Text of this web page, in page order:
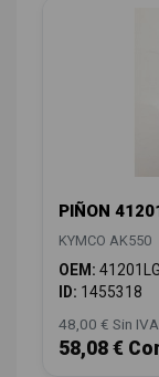
PIÑON
KYMCO AK550
OEM:
ID: 1455318
48,00 € Sin IVA
58,08 €